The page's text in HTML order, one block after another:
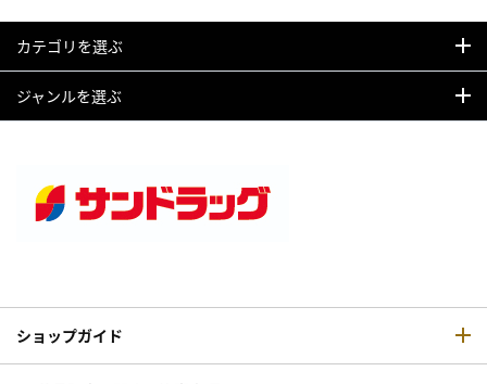
カテゴリを選ぶ
ジャンルを選ぶ
ショップガイド